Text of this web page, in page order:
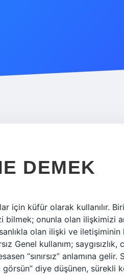
DEMEK
için küfür olarak kullanılır.
bilmek; onunla olan ilişkimizi
olan ilişki ve iletişiminin
Genel kullanım; saygısızlık,
“sınırsız” anlamına gelir.
görsün” diye düşünen, sürekli